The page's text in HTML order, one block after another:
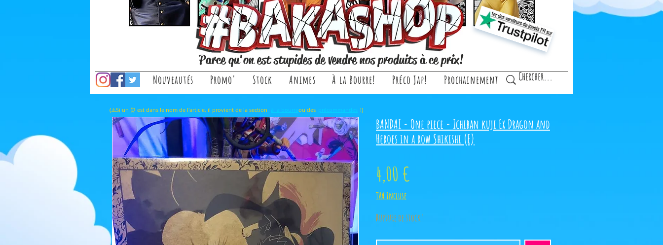
Parce qu'on est stupides de vendre nos produits à ce prix!
Nouveautés Promo' Stock Animes À la Bourre! Préco Jap! Prochainement
BANDAI - One piece - Ichiban kuji Ex Dragon and
Heroes in a row Shikishi (E)
4,00 €
TVA Incluse
Rupture de stock!
(⚠️Si un ⏰ est dans le nom de l'article, il provient de la section ou des !)
à la bourre précommandes